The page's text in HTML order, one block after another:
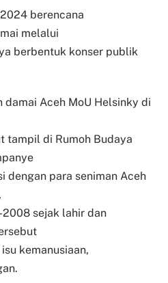
berencana
melalui
berbentuk konser publik
damai Aceh MoU Helsinky di
tampil di Rumoh Budaya
dengan para seniman Aceh
sejak lahir dan
kemanusiaan,